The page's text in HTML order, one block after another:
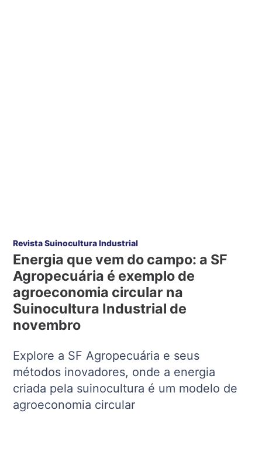
Revista Suinocultura Industrial
Energia que vem do campo: a SF
Agropecuária é exemplo de
agroeconomia circular na
Suinocultura Industrial de
novembro
Explore a SF Agropecuária e seus
métodos inovadores, onde a energia
criada pela suinocultura é um modelo de
agroeconomia circular